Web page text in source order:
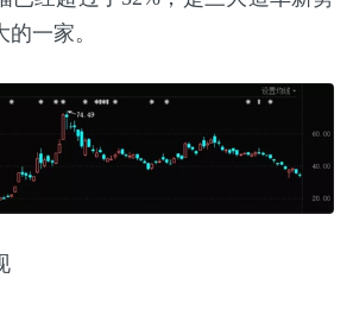
一家。